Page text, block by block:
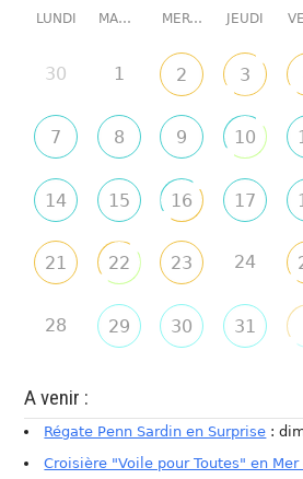
LUNDI MARDI MERCREDI JEUDI
30 1 2 3
7 8 9 10
14 15 16 17
21 22 23 24
28 29 30 31
A venir :
Régate Penn Sardin en Surprise :
Croisière "Voile pour Toutes" en